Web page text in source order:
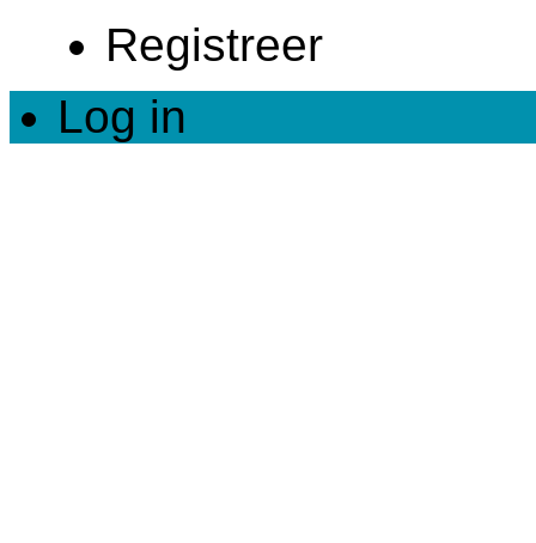
Registreer
Log in